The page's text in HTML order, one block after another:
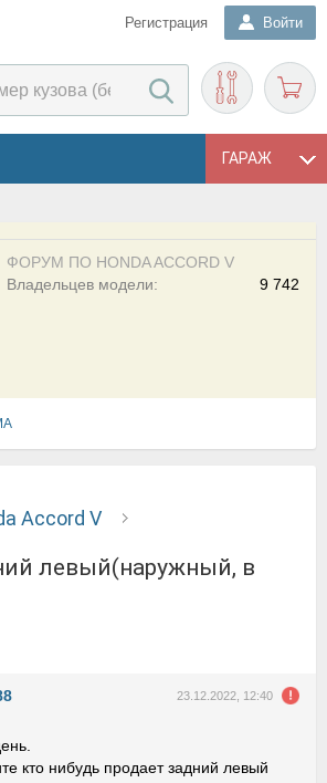
Регистрация Войти
ГАРАЖ
ФОРУМ ПО HONDA ACCORD V
9 742
Владельцев модели:
Accord V
23.12.2022, 12:40
кто нибудь продает задний левый